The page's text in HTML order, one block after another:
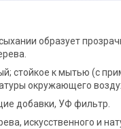
образует
стойкое к мытью (с
окружающего
добавки, УФ фильтр.
искусственного и